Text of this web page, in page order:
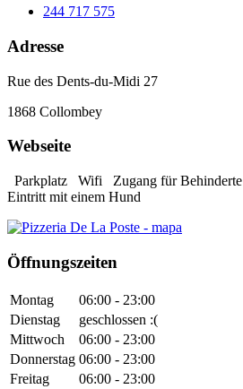
244 717 575
Adresse
Rue des Dents-du-Midi 27
1868 Collombey
Webseite
Parkplatz Wifi Zugang für Behinderte
Eintritt mit einem Hund
Öffnungszeiten
Montag
06:00 - 23:00
Dienstag
geschlossen :(
Mittwoch
06:00 - 23:00
Donnerstag 06:00 - 23:00
Freitag
06:00 - 23:00